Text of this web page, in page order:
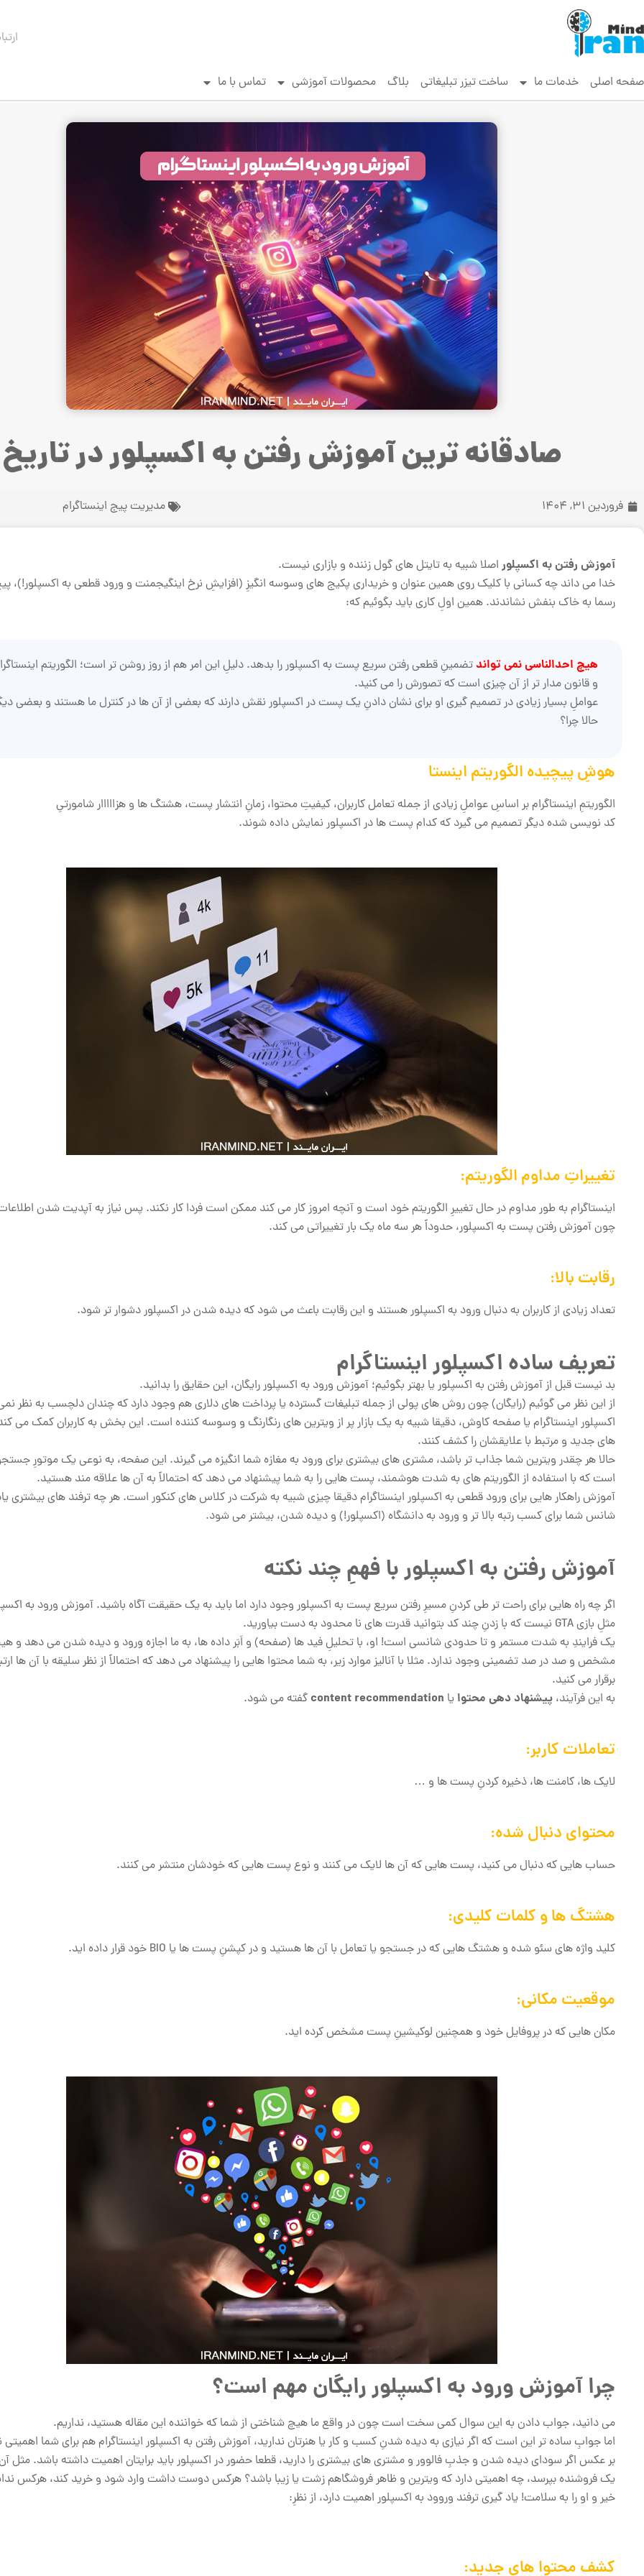
صفحه اصلی خدمات ما ساخت تیزر تبلیغاتی بلاگ محصولات آموزشی تماس با ما
صادقانه ترین آموزش رفتن به اکسپلور در تاریخ
فروردین 31, 1404 مدیریت پیج اینستاگرام
آموزش رفتن به اکسپلور اصلا شبیه به تایتل های گول زننده و بازاری نیست.
خدا می داند چه کسانی با کلیک روی همین عنوان و خریداری پکیج های وسوسه انگیزِ (افزایشِ نرخ اینگیجمنت و ورود قطعی به اکسپلور!)،
رسما به خاک بنفش نشاندند. همین اولِ کاری باید بگوئیم که:
هیچ احدالناسی نمی ‌تواند تضمینِ قطعی رفتن سریع پست به اکسپلور را بدهد. دلیلِ این امر هم از روز روشن تر است؛ الگوریتم
و قانون مدار تر از آن چیزی است که تصورش را می کنید.
عواملِ بسیار زیادی در تصمیم ‌گیری او برای نشان دادنِ یک پست در اکسپلور نقش دارند که بعضی از آن‌ ها در کنترل ما هستند و بعضی
حالا چرا؟
هوشِ پیچیده الگوریتم اینستا
الگوریتمِ اینستاگرام بر اساسِ عواملِ زیادی از جمله تعامل کاربران، کیفیتِ محتوا، زمانِ انتشار پست، هشتگ ‌ها و هزااااار شامورتیِ
کد نویسی شده دیگر تصمیم می ‌گیرد که کدام پست ‌ها در اکسپلور نمایش داده شوند.
تغییراتِ مداوم الگوریتم:
اینستاگرام به طور مداوم در حال تغییرِ الگوریتم خود است و آنچه امروز کار می‌ کند ممکن است فردا کار نکند. پس نیاز به آپدیت شدن
چون آموزش رفتن پست به اکسپلور، حدوداً هر سه ماه یک بار تغییراتی می کند.
رقابت بالا:
تعداد زیادی از کاربران به دنبال ورود به اکسپلور هستند و این رقابت باعث می‌ شود که دیده شدن در اکسپلور دشوار تر شود.
تعریف ساده اکسپلور اینستاگرام
بد نیست قبل از آموزش رفتن به اکسپلور یا بهتر بگوئیم؛ آموزش ورود به اکسپلور رایگان، این حقایق را بدانید.
از این نظر می گوئیم (رایگان) چون روش های پولی از جمله تبلیغات گسترده یا پرداخت های دلاری هم وجود دارد که چندان دلچسب به نظر
اکسپلور اینستاگرام یا صفحه کاوش، دقیقا شبیه به یک بازار پر از ویترین های رنگارنگ و وسوسه کننده است. این بخش به کاربران کمک می‌
های جدید و مرتبط با علایقشان را کشف کنند.
حالا هر چقدر ویترین شما جذاب تر باشد، مشتری های بیشتری برای ورود به مغازه شما انگیزه می گیرند. این صفحه، به نوعی یک موتورِ
است که با استفاده از الگوریتم‌ های به شدت هوشمند، پست ‌هایی را به شما پیشنهاد می ‌دهد که احتمالاً به آن ‌ها علاقه ‌مند هستید.
آموزش راهکار هایی برای ورود قطعی به اکسپلور اینستاگرام دقیقا چیزی شبیه به شرکت در کلاس های کنکور است. هر چه ترفند های بیشتری
شانس شما برای کسب رتبه بالا تر و ورود به دانشگاه (اکسپلور!) و دیده شدن، بیشتر می شود.
آموزش رفتن به اکسپلور با فهمِ چند نکته
اگر چه راه هایی برای راحت تر طی کردنِ مسیرِ رفتن سریع پست به اکسپلور وجود دارد اما باید به یک حقیقت آگاه باشید. آموزش ورود به
مثلِ بازی GTA نیست که با زدنِ چند کد بتوانید قدرت های نا محدود به دست بیاورید.
یک فرایندِ به شدت مستمر و تا حدودی شانسی است! او، با تحلیلِ فید ها (صفحه) و اَبَر داده ها، به ما اجازه ورود و دیده شدن می دهد و
مشخص و صد در صد تضمینی وجود ندارد. مثلا با آنالیز موارد زیر، به شما محتوا هایی را پیشنهاد می‌ دهد که احتمالاً از نظر سلیقه با آن ‌ها
برقرار می ‌کنید.
به این فرآیند، پیشنهاد دهی محتوا یا content recommendation گفته می ‌شود.
تعاملات کاربر:
لایک‌ ها، کامنت ‌ها، ذخیره کردنِ پست‌ ها و …
محتوای دنبال شده:
حساب ‌هایی که دنبال می‌ کنید، پست هایی که آن ها لایک می کنند و نوع پست‌ هایی که خودشان منتشر می‌ کنند.
هشتگ ‌ها و کلمات کلیدی:
کلید واژه های سئو شده و هشتگ ‌هایی که در جستجو یا تعامل با آن ‌ها هستید و در کپشنِ پست ها یا BIO خود قرار داده اید.
موقعیت مکانی:
مکان‌ هایی که در پروفایل خود و همچنین لوکیشینِ پست مشخص کرده‌ اید.
چرا آموزش ورود به اکسپلور رایگان مهم است؟
می دانید، جواب دادن به این سوال کمی سخت است چون در واقع ما هیچ شناختی از شما که خواننده این مقاله هستید، نداریم.
اما جوابِ ساده تر این است که اگر نیازی به دیده شدنِ کسب و کار یا هنرتان ندارید، آموزش رفتن به اکسپلور اینستاگرام هم برای شما اهمیتی
بر عکس اگر سودای دیده شدن و جذبِ فالوور و مشتری های بیشتری را دارید، قطعا حضور در اکسپلور باید برایتان اهمیت داشته باشد. مثل
یک فروشنده بپرسد، چه اهمیتی دارد که ویترین و ظاهر فروشگاهم زشت یا زیبا باشد؟ هرکس دوست داشت وارد شود و خرید کند، هرکس
خیر و او را به سلامت! یاد گیری ترفند وروود به اکسپلور اهمیت دارد، از نظرِ:
کشف محتوا های جدید: